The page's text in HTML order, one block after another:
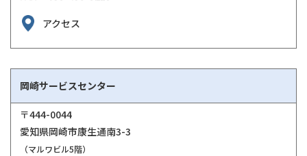
アクセス
岡崎サービスセンター
〒444-0044
愛知県岡崎市康生通南3-3
（マルワビル5階）